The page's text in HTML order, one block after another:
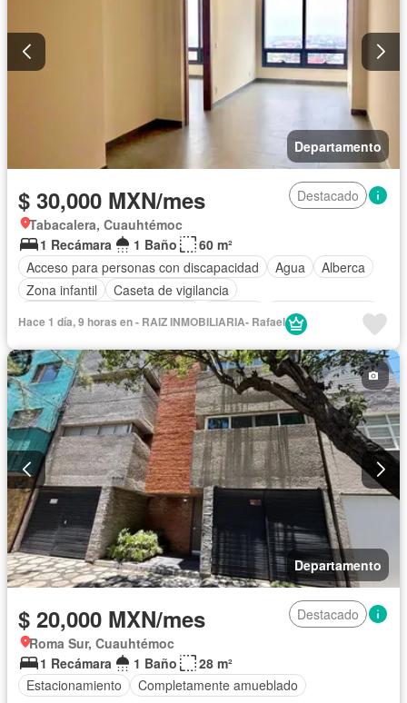
Departamento
$ 30,000 MXN/mes
Destacado
Tabacalera, Cuauhtémoc
1 Recámara
1 Baño
60 m²
Acceso para personas con discapacidad
Agua
Alberca
Zona infantil
Caseta de vigilancia
Cocina equipada
Electricidad
Elevador
Estacionamiento Gas natural
Gimnasio
Jacuzzi
Sala polivalente Seguridad
Vista panorámica
Parcialmente amueblado
Hace 1 día, 9 horas en - RAIZ INMOBILIARIA- Rafael
Departamento
$ 20,000 MXN/mes
Destacado
Roma Sur, Cuauhtémoc
1 Recámara
1 Baño
28 m²
Estacionamiento
Completamente amueblado